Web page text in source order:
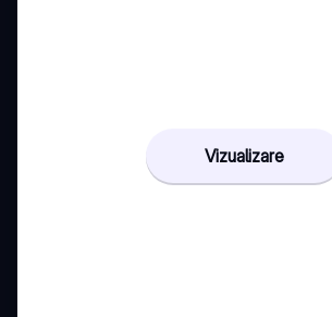
Vizualizare